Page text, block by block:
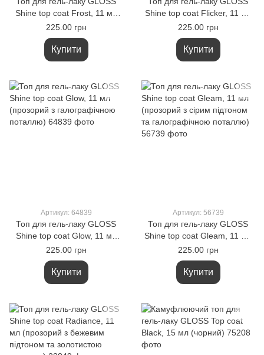
Shine top coat Frost, 11 мл
(прозорий з блакитним
підтоном, з бликитною
галографічною поталлю)
225.00 грн
Купити
Shine top coat Flicker, 11 мл
(прозорий з салатовим
підтоном, галографічною та
зеленою поталлю)
225.00 грн
Купити
Артикул: 64839
Топ для гель-лаку GLOSS
Shine top coat Glow, 11 мл
(прозорий з галографічною
поталлю)
225.00 грн
Купити
Артикул: 56739
Топ для гель-лаку GLOSS
Shine top coat Gleam, 11 мл
(прозорий з сірим підтоном
та галографічною поталлю)
225.00 грн
Купити